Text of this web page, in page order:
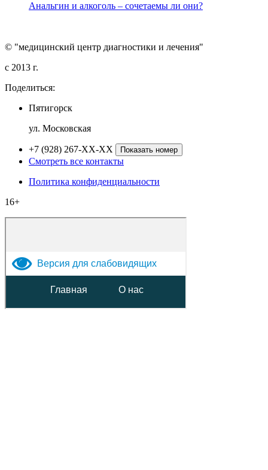
Анальгин и алкоголь – сочетаемы ли они?
© "медицинский центр диагностики и лечения"
c 2013 г.
Поделиться:
Пятигорск
ул. Московская
+7 (928) 267-XX-XX Показать номер
Смотреть все контакты
Политика конфиденциальности
16+